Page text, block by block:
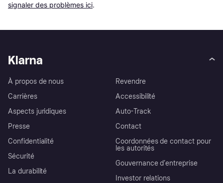
signaler des problèmes ici.
Klarna
À propos de nous
Carrières
Aspects juridiques
Presse
Confidentialité
Sécurité
La durabilité
Revendre
Accessibilité
Auto-Track
Contact
Coordonnées de contact pour
les autorités
Gouvernance d’entreprise
Investor relations